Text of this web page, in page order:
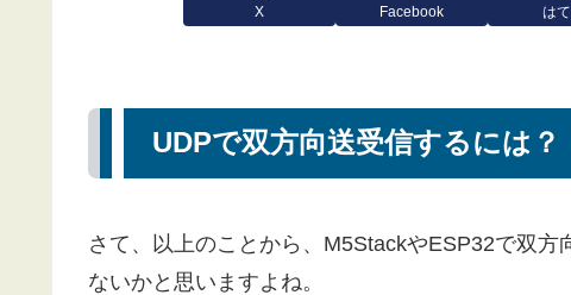
X Facebook は
UDPで双方向送受信するには
さて、以上のことから、M5StackやESP32で双
ないかと思いますよね。